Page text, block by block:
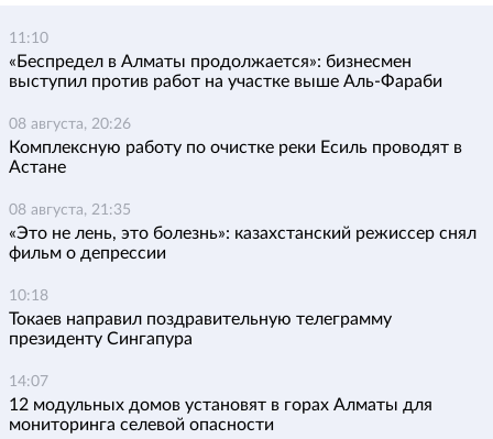
11:10
«Беспредел в Алматы продолжается»: бизнесмен
выступил против работ на участке выше Аль-Фараби
08 августа, 20:26
Комплексную работу по очистке реки Есиль проводят в
Астане
08 августа, 21:35
«Это не лень, это болезнь»: казахстанский режиссер снял
фильм о депрессии
10:18
Токаев направил поздравительную телеграмму
президенту Сингапура
14:07
12 модульных домов установят в горах Алматы для
мониторинга селевой опасности